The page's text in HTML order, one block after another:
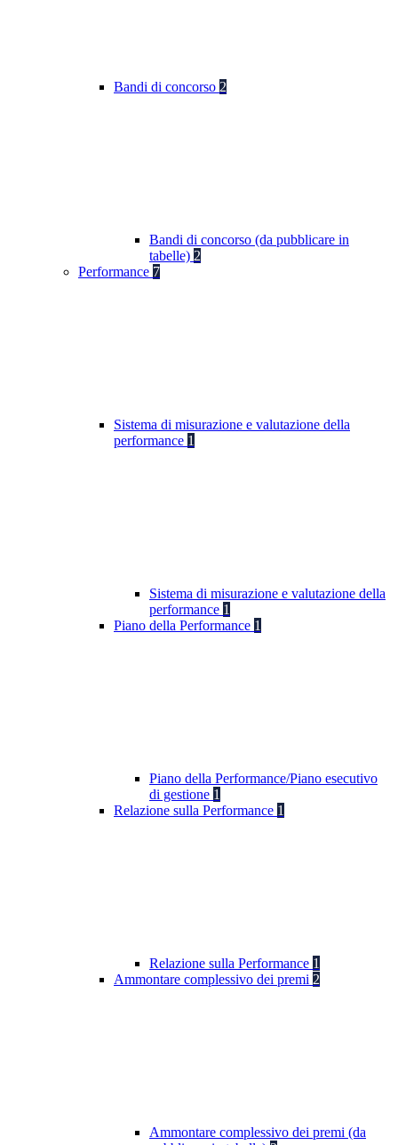
Bandi di concorso 2
Bandi di concorso (da pubblicare in
tabelle) 2
Performance 7
Sistema di misurazione e valutazione della
performance 1
Sistema di misurazione e valutazione della
performance 1
Piano della Performance 1
Piano della Performance/Piano esecutivo
di gestione 1
Relazione sulla Performance 1
Relazione sulla Performance 1
Ammontare complessivo dei premi 2
Ammontare complessivo dei premi (da